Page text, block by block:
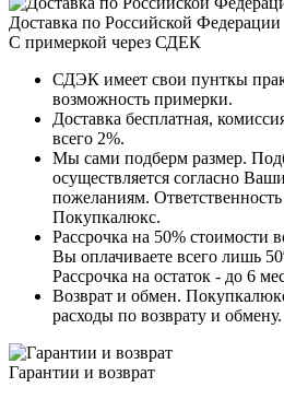
Доставка по Российской Федерации
С примеркой через СДЕК
СДЭК имеет свои пунткы
возможность примерки.
Доставка бесплатная,
всего 2%.
Мы сами подберм размер.
осуществляется согласно
пожеланиям. Ответственность
Покупкалюкс.
Рассрочка на 50% стоимости
Вы оплачиваете всего лишь
Рассрочка на остаток - до 6
Возврат и обмен.
расходы по возврату и обмену.
Гарантии и возврат